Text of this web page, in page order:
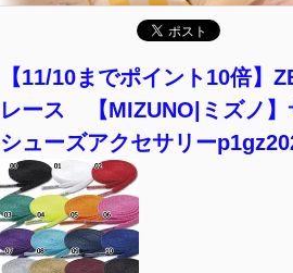
【楽天市場】レディースの
【11/10までポイント10倍】
レース 【MIZUNO|ミズノ】
シューズアクセサリー